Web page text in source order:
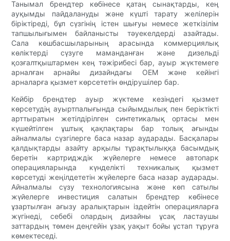
Танымал брендтер көбінесе қатаң сынақтарды, кең
ауқымды пайдалануды және күшті тарату желілерін
біріктіреді, бұл сүзгінің істен шығуы немесе жеткізілім
тапшылығымен байланысты тәуекелдерді азайтады.
Сала көшбасшыларының арасында коммерциялық
көліктерді сүзуге маманданған және дизельді
қозғалтқыштармен кең тәжірибесі бар, ауыр жүктемеге
арналған арнайы дизайндағы OEM және кейінгі
арналарға қызмет көрсететін өндірушілер бар.
Кейбір брендтер ауыр жүктеме кезіндегі қызмет
көрсетудің ауыртпалығында сыйымдылық пен беріктікті
арттыратын жетілдірілген синтетикалық ортасы мен
күшейтілген ұштық қақпақтары бар толық ағынды
айналмалы сүзгілерге баса назар аударады. Басқалары
қалдықтарды азайту арқылы тұрақтылыққа басымдық
беретін картридждік жүйелерге немесе автопарк
операцияларында күнделікті техникалық қызмет
көрсетуді жеңілдететін жүйелерге баса назар аударады.
Айналмалы сүзу технологиясына және көп сатылы
жүйелерге инвестиция салатын брендтер көбінесе
ұзартылған ағызу аралықтарын іздейтін операцияларға
жүгінеді, себебі олардың дизайны ұсақ ластаушы
заттардың төмен деңгейін ұзақ уақыт бойы ұстап тұруға
көмектеседі.